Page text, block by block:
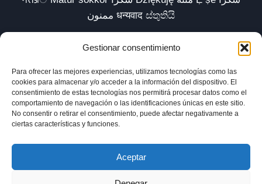
Gestionar consentimiento
Para ofrecer las mejores experiencias, utilizamos tecnologías como las
cookies para almacenar y/o acceder a la información del dispositivo. El
consentimiento de estas tecnologías nos permitirá procesar datos como el
comportamiento de navegación o las identificaciones únicas en este sitio.
No consentir o retirar el consentimiento, puede afectar negativamente a
ciertas características y funciones.
Aceptar
ممنون धन्यवाद ස්තුතියි
Inicio Biblioteca Parábolas TV
Comunidad
Esencia
Blog
Política de privacidad
Aviso legal
Política de cookies (UE)